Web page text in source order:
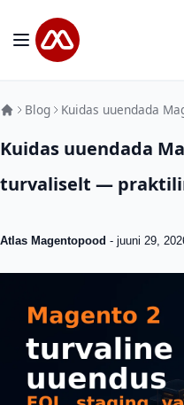
Mine sisu juurde
Toggle Nav
Blog Kuidas uuendada
Kuidas uuendada
turvaliselt —
Atlas Magentopood - juuni 29,